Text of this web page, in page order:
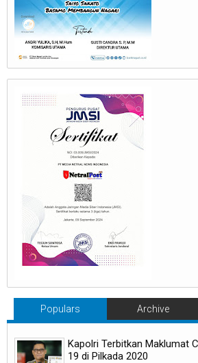
Populars Archive
Kapolri Terbitkan Maklumat
19 di Pilkada 2020